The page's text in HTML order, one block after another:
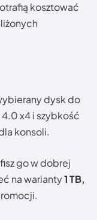
kosztować
dysk do
4.0 x4 i szybkość
konsoli.
go w dobrej
na warianty1 TB,